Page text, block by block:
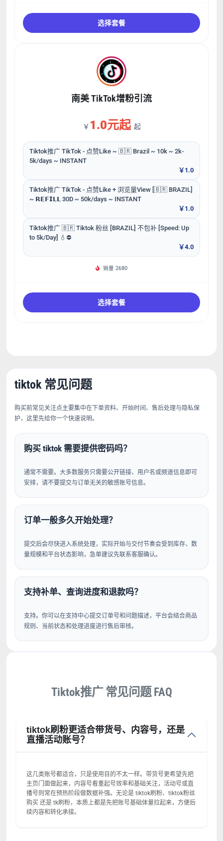
选择套餐
南美 TikTok增粉引流
￥ 1.0元起 起
Tiktok推广 TikTok - 点赞Like ~ 🇧🇷 Brazil ~ 10k ~ 2k-
5k/days ~ INSTANT
￥1.0
Tiktok推广 TikTok - 点赞Like + 浏览量View [🇧🇷 BRAZIL]
~ 𝗥𝗘𝗙𝗜𝗟𝗟 30D ~ 50k/days ~ INSTANT
￥1.0
Tiktok推广 🇧🇷 Tiktok 粉丝 [BRAZIL] 不包补 [Speed: Up
to 5k/Day] 💧⛔️
￥4.0
销量 2680
选择套餐
tiktok 常见问题
购买前常见关注点主要集中在下单资料、开始时间、售后处理与隐私保
护，这里先给你一个快速说明。
购买 tiktok 需要提供密码吗？
通常不需要。大多数服务只需要公开链接、用户名或频道信息即可
安排，请不要提交与订单无关的敏感账号信息。
订单一般多久开始处理？
提交后会尽快进入系统处理，实际开始与交付节奏会受到库存、数
量规模和平台状态影响，急单建议先联系客服确认。
支持补单、查询进度和退款吗？
支持。你可以在支持中心提交订单号和问题描述，平台会结合商品
规则、当前状态和处理进度进行售后审核。
Tiktok推广 常见问题 FAQ
tiktok刷粉更适合带货号、内容号，还是
直播活动账号？
这几类账号都适合，只是使用目的不太一样。带货号更希望先把
主页门面做起来，内容号看重起号效率和基础关注，活动号或直
播号则常在预热阶段做数据补强。无论是 tiktok刷粉、tiktok粉丝
购买 还是 tk刷粉，本质上都是先把账号基础体量拉起来，方便后
续内容和转化承接。